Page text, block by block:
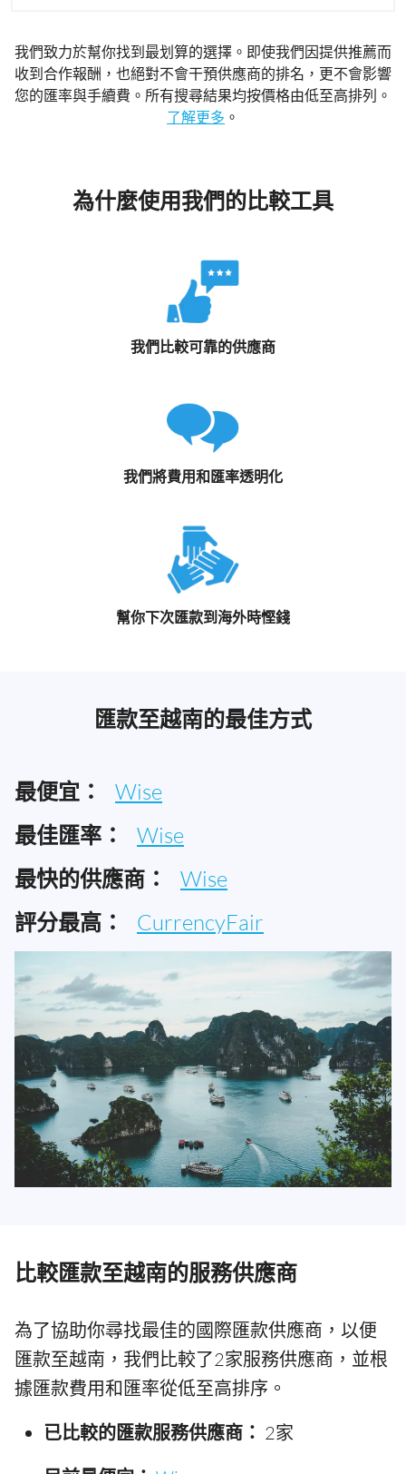
我們致力於幫你找到最划算的選擇。即使我們因提供推薦而
收到合作報酬，也絕對不會干預供應商的排名，更不會影響
您的匯率與手續費。所有搜尋結果均按價格由低至高排列。
了解更多 。
為什麼使用我們的比較工具
我們比較可靠的供應商
我們將費用和匯率透明化
幫你下次匯款到海外時慳錢
匯款至越南的最佳方式
最便宜： Wise
最佳匯率： Wise
最快的供應商： Wise
評分最高： CurrencyFair
比較匯款至越南的服務供應商
為了協助你尋找最佳的國際匯款供應商，以便
匯款至越南，我們比較了2家服務供應商，並根
據匯款費用和匯率從低至高排序。
已比較的匯款服務供應商： 2家